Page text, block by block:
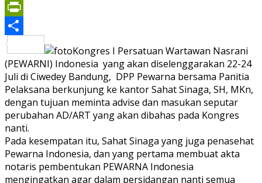
Print
PrintFriendly
Share
Kongres I Persatuan Wartawan Nasrani
(PEWARNI) Indonesia yang akan diselenggarakan 22-24
Juli di Ciwedey Bandung, DPP Pewarna bersama Panitia
Pelaksana berkunjung ke kantor Sahat Sinaga, SH, MKn,
dengan tujuan meminta advise dan masukan seputar
perubahan AD/ART yang akan dibahas pada Kongres
nanti.
Pada kesempatan itu, Sahat Sinaga yang juga penasehat
Pewarna Indonesia, dan yang pertama membuat akta
notaris pembentukan PEWARNA Indonesia
mengingatkan agar dalam persidangan nanti semua